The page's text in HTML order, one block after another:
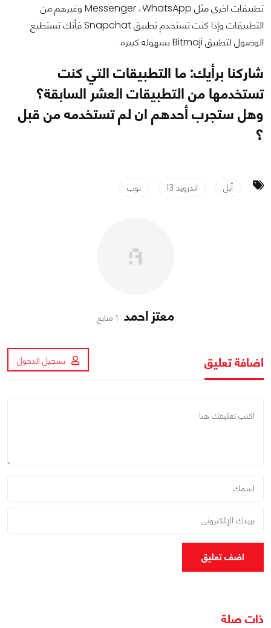
تطبيقات اخري مثل Messenger ،WhatsApp وغيرهم من
التطبيقات وإذا كنت تستخدم تطبيق Snapchat فأنك تستطيع
الوصول لتطبيق Bitmoji بسهوله كبيره.
شاركنا برأيك: ما التطبيقات التي كنت
تستخدمها من التطبيقات العشر السابقة؟
وهل ستجرب أحدهم ان لم تستخدمه من قبل
؟
أبل اندرويد 13 توب
معتز احمد 1 متابع
اضافة تعليق تسجيل الدخول
اضف تعليق
ذات صلة